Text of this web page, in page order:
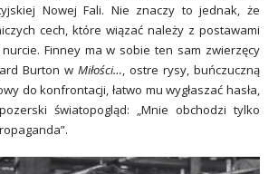
Nowej Fali. Nie znaczy to jednak, że
cech, które wiązać należy z postawami
Finney ma w sobie ten sam zwierzęcy
Burton w Miłości…, ostre rysy, buńczuczną
do konfrontacji, łatwo mu wygłaszać hasła,
światopogląd: „Mnie obchodzi tylko